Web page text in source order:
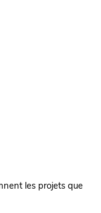
les projets que